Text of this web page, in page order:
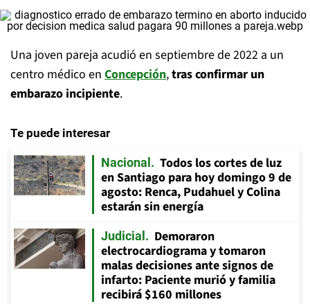
Una joven pareja acudió en septiembre de 2022 a un
centro médico en Concepción,tras confirmar un
embarazo incipiente.
Te puede interesar
Nacional
Todos los cortes de luz
en Santiago para hoy domingo 9 de
agosto: Renca, Pudahuel y Colina
estarán sin energía
Judicial
Demoraron
electrocardiograma y tomaron
malas decisiones ante signos de
infarto: Paciente murió y familia
recibirá $160 millones